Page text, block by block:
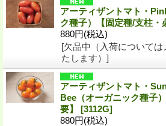
アーティザントマト・
ク種子）【固定種/支柱・
880円(税込)
[欠品中（入荷について
たします）]
アーティザントマト・
Bee（オーガニック種子
要】 [3112G]
880円(税込)